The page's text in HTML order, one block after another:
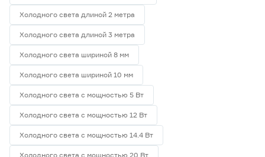
Холодного света длиной 2 метра
Холодного света длиной 3 метра
Холодного света шириной 8 мм
Холодного света шириной 10 мм
Холодного света с мощностью 5 Вт
Холодного света с мощностью 12 Вт
Холодного света с мощностью 14.4 Вт
Холодного света с мощностью 20 Вт